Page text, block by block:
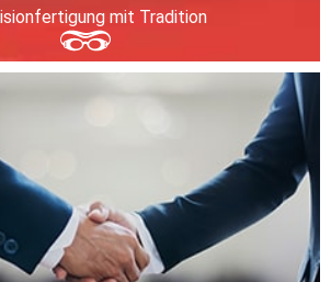
mit Tradition